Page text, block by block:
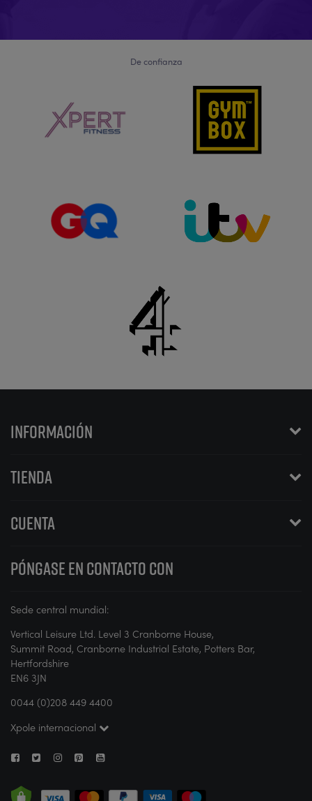
De confianza
INFORMACIÓN
TIENDA
CUENTA
PÓNGASE EN CONTACTO CON
Sede central mundial:
Vertical Leisure Ltd. Level 3 Cranborne House,
Summit Road, Cranborne Industrial Estate, Potters Bar,
Hertfordshire
EN6 3JN
0044 (0)208 449 4400
Xpole internacional